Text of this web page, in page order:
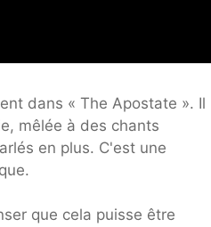
dans « The Apostate ». Il
mêlée à des chants
en plus. C'est une
que cela puisse être